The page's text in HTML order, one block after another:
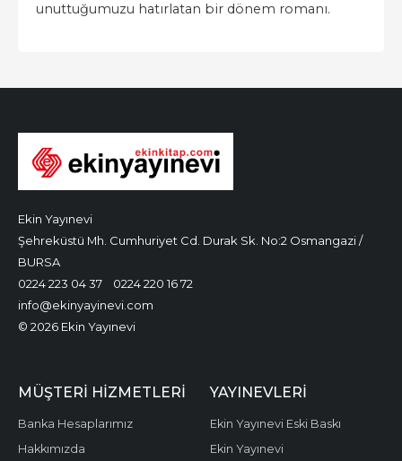
unuttuğumuzu hatırlatan bir dönem romanı.
Ekin Yayınevi
Şehreküstü Mh. Cumhuriyet Cd. Durak Sk. No:2 Osmangazi /
BURSA
0224 223 04 37
0224 220 16 72
info@ekinyayinevi.com
© 2026 Ekin Yayınevi
MÜŞTERI HIZMETLERI
Banka Hesaplarımız
Hakkımızda
YAYINEVLERI
Ekin Yayınevi Eski Baskı
Ekin Yayınevi